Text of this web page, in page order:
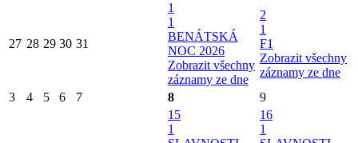
27 28 29 30 31
1
1
BENÁTSKÁ
NOC 2026
Zobrazit všechny
záznamy ze dne
2
1
F1
Zobrazit všechny
záznamy ze dne
3
4 5 6 7 8 9
15
1
16
1